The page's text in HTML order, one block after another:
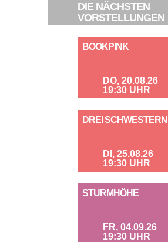
DIE NÄCHSTEN
VORSTELLUNGEN
BOOKPINK
DO, 20.08.26
19:30 UHR
DREI SCHWESTERN
DI, 25.08.26
19:30 UHR
STURMHÖHE
FR, 04.09.26
19:30 UHR